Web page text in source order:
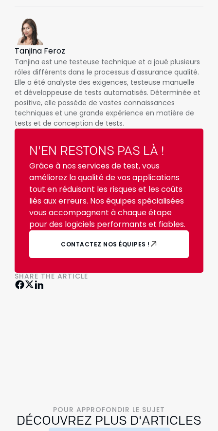
Tanjina Feroz
Tanjina est une testeuse technique et a joué plusieurs
rôles différents dans le processus d'assurance qualité.
Elle a été analyste des exigences, testeuse manuelle
et développeuse de tests automatisés. Déterminée et
positive, elle possède de vastes connaissances
techniques et une grande expérience en matière de
tests et de conception de tests.
N'EN RESTONS PAS LÀ !
Grâce à nos services de test, vous
améliorez la qualité de vos applications
tout en réduisant les risques et les coûts
liés aux erreurs. Nos équipes spécialisées
vous accompagnent à chaque étape
pour des logiciels performants et fiables.
CONTACTEZ NOS ÉQUIPES !
SHARE THE ARTICLE
POUR APPROFONDIR LE SUJET
DÉCOUVREZ PLUS D'ARTICLES